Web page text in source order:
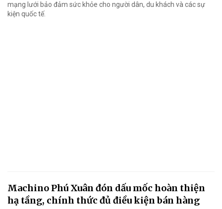
mạng lưới bảo đảm sức khỏe cho người dân, du khách và các sự
kiện quốc tế.
Machino Phú Xuân đón dấu mốc hoàn thiện
hạ tầng, chính thức đủ điều kiện bán hàng